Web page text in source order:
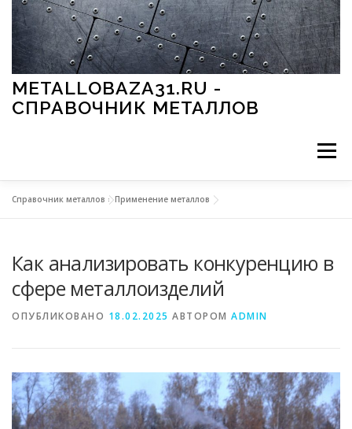
Перейти к содержимому
METALLOBAZA31.RU -
СПРАВОЧНИК МЕТАЛЛОВ
Меню
МЕТАЛЛЫ И ОКРУЖАЮЩАЯ СРЕДА
СВОЙСТВА МЕТАЛЛОВ СОРТА МЕТАЛЛОВ
Справочник металлов »Применение металлов
Как анализировать конкуренцию в
сфере металлоизделий
ОПУБЛИКОВАНО 18.02.2025 АВТОРОМ ADMIN